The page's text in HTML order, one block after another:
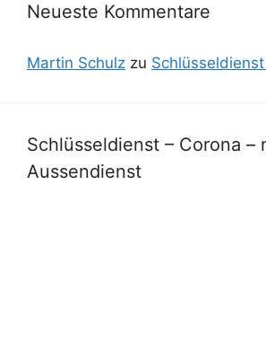
Neueste Kommentare
Martin Schulz zu
Schlüsseldienst – Corona –
Aussendienst